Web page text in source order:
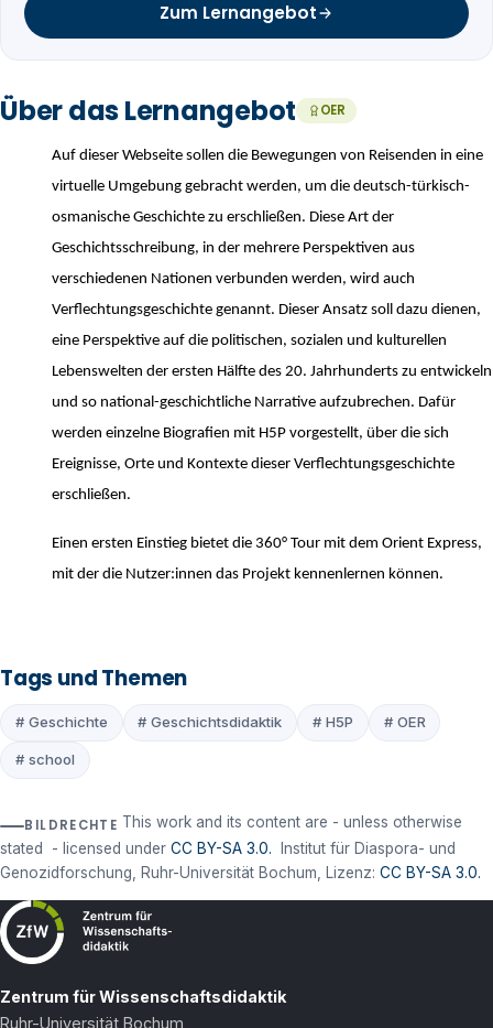
Über das Lernangebot OER
Auf dieser Webseite sollen die Bewegungen von Reisenden in eine
virtuelle Umgebung gebracht werden, um die deutsch-türkisch-
osmanische Geschichte zu erschließen. Diese Art der
Geschichtsschreibung, in der mehrere Perspektiven aus
verschiedenen Nationen verbunden werden, wird auch
Verflechtungsgeschichte genannt. Dieser Ansatz soll dazu dienen,
eine Perspektive auf die politischen, sozialen und kulturellen
Lebenswelten der ersten Hälfte des 20. Jahrhunderts zu entwickeln
und so national-geschichtliche Narrative aufzubrechen. Dafür
werden einzelne Biografien mit H5P vorgestellt, über die sich
Ereignisse, Orte und Kontexte dieser Verflechtungsgeschichte
erschließen.
Einen ersten Einstieg bietet die 360° Tour mit dem Orient Express,
mit der die Nutzer:innen das Projekt kennenlernen können.
Tags und Themen
# Geschichte # Geschichtsdidaktik # H5P # OER
# school
BILDRECHTE This work and its content are - unless otherwise
stated - licensed under CC BY-SA 3.0. Institut für Diaspora- und
Genozidforschung, Ruhr-Universität Bochum, Lizenz: CC BY-SA 3.0.
Zum Lernangebot
Zentrum für Wissenschaftsdidaktik
Ruhr-Universität Bochum